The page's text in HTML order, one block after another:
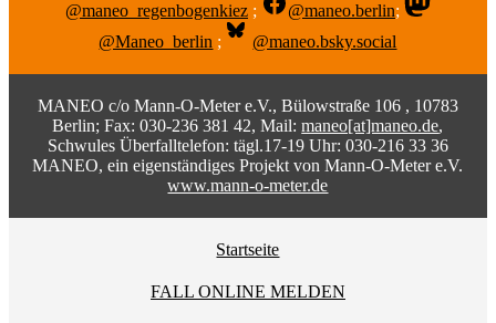
@maneo_regenbogenkiez ; @maneo.berlin;
@Maneo_berlin ; @maneo.bsky.social
MANEO c/o Mann-O-Meter e.V., Bülowstraße 106 , 10783
Berlin; Fax: 030-236 381 42, Mail:maneo[at]maneo.de,
Schwules Überfalltelefon: tägl.17-19 Uhr: 030-216 33 36
MANEO, ein eigenständiges Projekt von Mann-O-Meter e.V.
www.mann-o-meter.de
Startseite
FALL ONLINE MELDEN